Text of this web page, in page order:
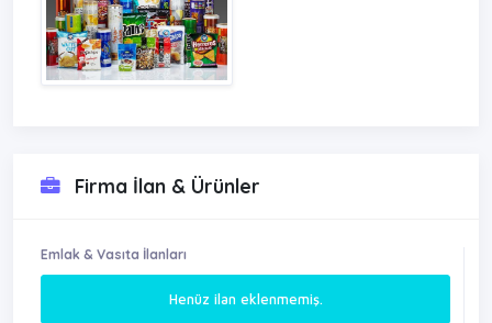
Firma İlan & Ürünler
Emlak & Vasıta İlanları
Henüz ilan eklenmemiş.